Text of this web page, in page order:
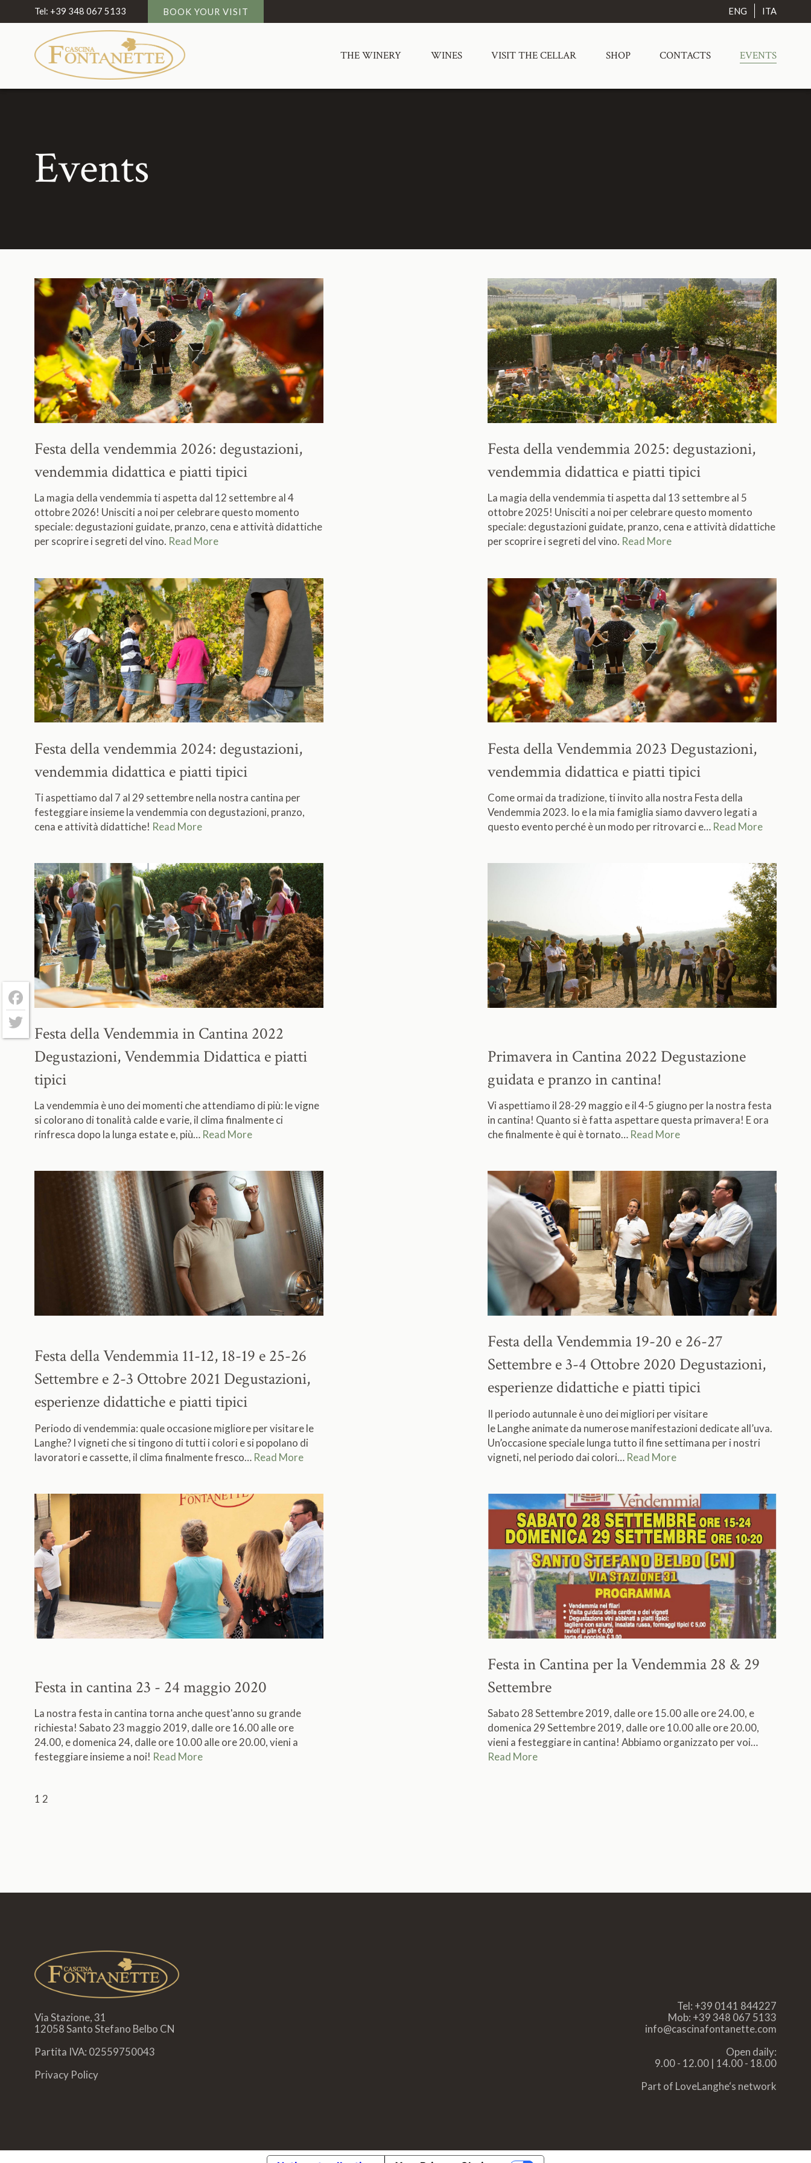
Tel: +39 348 067 5133 BOOK YOUR VISIT ENG ITA
THE WINERY WINES VISIT THE CELLAR SHOP CONTACTS EVENTS
Events
Festa della vendemmia 2026: degustazioni,
vendemmia didattica e piatti tipici
La magia della vendemmia ti aspetta dal 12 settembre al 4
ottobre 2026! Unisciti a noi per celebrare questo momento
speciale: degustazioni guidate, pranzo, cena e attività didattiche
per scoprire i segreti del vino. Read More
Festa della vendemmia 2025: degustazioni,
vendemmia didattica e piatti tipici
La magia della vendemmia ti aspetta dal 13 settembre al 5
ottobre 2025! Unisciti a noi per celebrare questo momento
speciale: degustazioni guidate, pranzo, cena e attività didattiche
per scoprire i segreti del vino. Read More
Festa della vendemmia 2024: degustazioni,
vendemmia didattica e piatti tipici
Ti aspettiamo dal 7 al 29 settembre nella nostra cantina per
festeggiare insieme la vendemmia con degustazioni, pranzo,
cena e attività didattiche! Read More
Festa della Vendemmia 2023 Degustazioni,
vendemmia didattica e piatti tipici
Come ormai da tradizione, ti invito alla nostra Festa della
Vendemmia 2023. Io e la mia famiglia siamo davvero legati a
questo evento perché è un modo per ritrovarci e… Read More
Festa della Vendemmia in Cantina 2022
Degustazioni, Vendemmia Didattica e piatti
tipici
La vendemmia è uno dei momenti che attendiamo di più: le vigne
si colorano di tonalità calde e varie, il clima finalmente ci
rinfresca dopo la lunga estate e, più… Read More
Primavera in Cantina 2022 Degustazione
guidata e pranzo in cantina!
Vi aspettiamo il 28-29 maggio e il 4-5 giugno per la nostra festa
in cantina! Quanto si è fatta aspettare questa primavera! E ora
che finalmente è qui è tornato… Read More
Festa della Vendemmia 11-12, 18-19 e 25-26
Settembre e 2-3 Ottobre 2021 Degustazioni,
esperienze didattiche e piatti tipici
Periodo di vendemmia: quale occasione migliore per visitare le
Langhe? I vigneti che si tingono di tutti i colori e si popolano di
lavoratori e cassette, il clima finalmente fresco… Read More
Festa della Vendemmia 19-20 e 26-27
Settembre e 3-4 Ottobre 2020 Degustazioni,
esperienze didattiche e piatti tipici
Il periodo autunnale è uno dei migliori per visitare
le Langhe animate da numerose manifestazioni dedicate all’uva.
Un’occasione speciale lunga tutto il fine settimana per i nostri
vigneti, nel periodo dai colori… Read More
Festa in cantina23 - 24 maggio 2020
La nostra festa in cantina torna anche quest'anno su grande
richiesta! Sabato 23 maggio 2019, dalle ore 16.00 alle ore
24.00, e domenica 24, dalle ore 10.00 alle ore 20.00, vieni a
festeggiare insieme a noi! Read More
Festa in Cantina per la Vendemmia28 & 29
Settembre
Sabato 28 Settembre 2019, dalle ore 15.00 alle ore 24.00, e
domenica 29 Settembre 2019, dalle ore 10.00 alle ore 20.00,
vieni a festeggiare in cantina! Abbiamo organizzato per voi…
Read More
1 2
Via Stazione, 31
12058 Santo Stefano Belbo CN
Partita IVA: 02559750043
Privacy Policy
Tel: +39 0141 844227
Mob: +39 348 067 5133
info@cascinafontanette.com
Open daily:
9.00 - 12.00 | 14.00 - 18.00
Part of LoveLanghe‘s network
Facebook
Twitter